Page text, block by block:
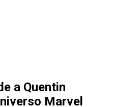
a Quentin
Marvel